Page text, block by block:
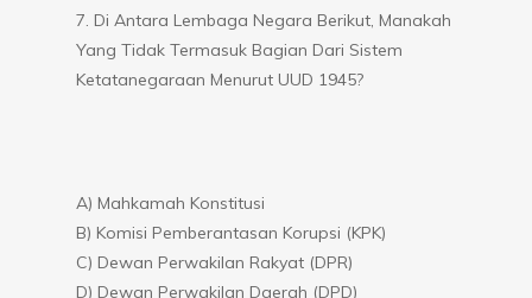
7. Di Antara Lembaga Negara Berikut, Manakah
Yang Tidak Termasuk Bagian Dari Sistem
Ketatanegaraan Menurut UUD 1945?
A) Mahkamah Konstitusi
B) Komisi Pemberantasan Korupsi (KPK)
C) Dewan Perwakilan Rakyat (DPR)
D) Dewan Perwakilan Daerah (DPD)